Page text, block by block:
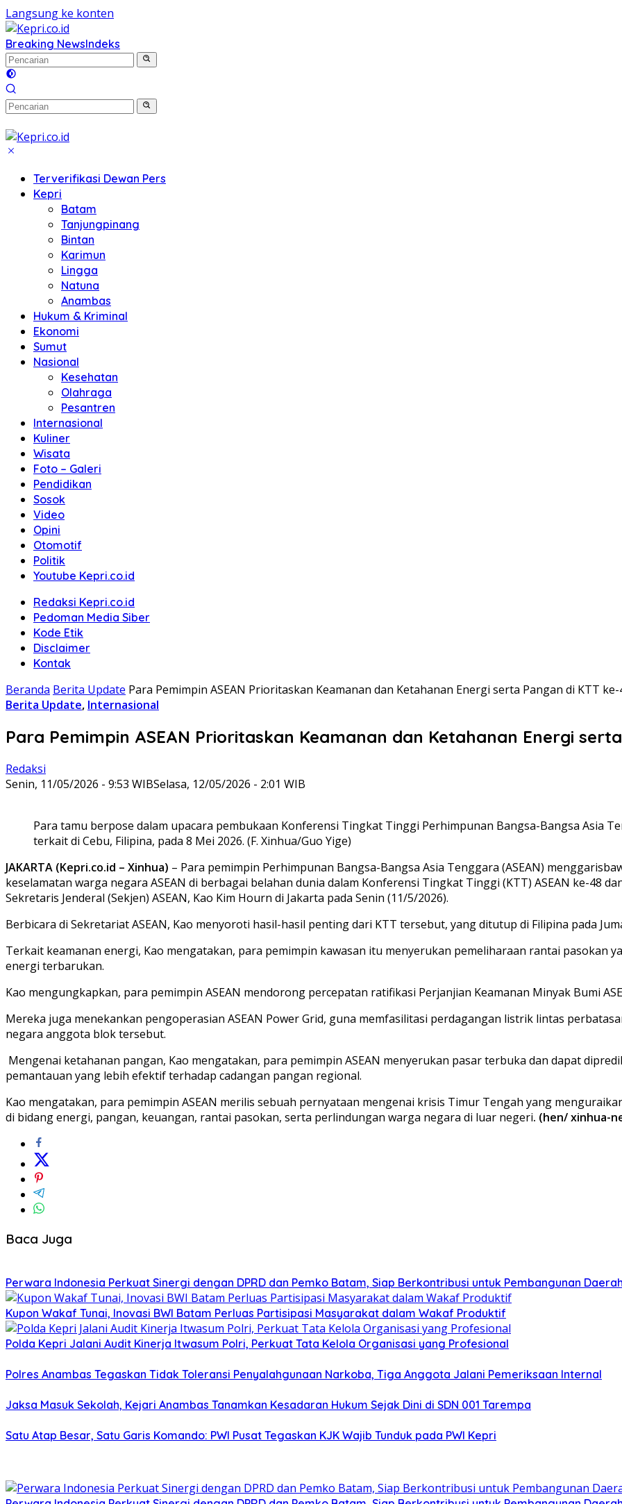
Langsung ke konten
Breaking NewsIndeks
Terverifikasi Dewan Pers
Kepri
Batam
Tanjungpinang
Bintan
Karimun
Lingga
Natuna
Anambas
Hukum & Kriminal
Ekonomi
Sumut
Nasional
Kesehatan
Olahraga
Pesantren
Internasional
Kuliner
Wisata
Foto – Galeri
Pendidikan
Sosok
Video
Opini
Otomotif
Politik
Youtube Kepri.co.id
Redaksi Kepri.co.id
Pedoman Media Siber
Kode Etik
Disclaimer
Kontak
Beranda Berita Update Para Pemimpin ASEAN Prioritaskan Keamanan dan Ketahanan Energi serta Pangan di KTT ke-
Berita Update, Internasional
Para Pemimpin ASEAN Prioritaskan Keamanan dan Ketahanan Energi
Redaksi
Senin, 11/05/2026 - 9:53 WIBSelasa, 12/05/2026 - 2:01 WIB
Para tamu berpose dalam upacara pembukaan Konferensi Tingkat Tinggi Perhimpunan Bangsa-Bangsa Asia
terkait di Cebu, Filipina, pada 8 Mei 2026. (F. Xinhua/Guo Yige)
JAKARTA (Kepri.co.id – Xinhua) – Para pemimpin Perhimpunan Bangsa-Bangsa Asia Tenggara (ASEAN)
keselamatan warga negara ASEAN di berbagai belahan dunia dalam Konferensi Tingkat Tinggi (KTT) ASEAN ke-48
Sekretaris Jenderal (Sekjen) ASEAN, Kao Kim Hourn di Jakarta pada Senin (11/5/2026).
Berbicara di Sekretariat ASEAN, Kao menyoroti hasil-hasil penting dari KTT tersebut, yang ditutup di Filipina pada
Terkait keamanan energi, Kao mengatakan, para pemimpin kawasan itu menyerukan pemeliharaan rantai pasokan
energi terbarukan.
Kao mengungkapkan, para pemimpin ASEAN mendorong percepatan ratifikasi Perjanjian Keamanan Minyak Bumi
Mereka juga menekankan pengoperasian ASEAN Power Grid, guna memfasilitasi perdagangan listrik lintas
negara anggota blok tersebut.
Mengenai ketahanan pangan, Kao mengatakan, para pemimpin ASEAN menyerukan pasar terbuka dan dapat
pemantauan yang lebih efektif terhadap cadangan pangan regional.
Kao mengatakan, para pemimpin ASEAN merilis sebuah pernyataan mengenai krisis Timur Tengah yang
di bidang energi, pangan, keuangan, rantai pasokan, serta perlindungan warga negara di luar negeri. (hen/ xinhua-
Baca Juga
Perwara Indonesia Perkuat Sinergi dengan DPRD dan Pemko Batam, Siap Berkontribusi untuk Pembangunan
Kupon Wakaf Tunai, Inovasi BWI Batam Perluas Partisipasi Masyarakat dalam Wakaf Produktif
Polda Kepri Jalani Audit Kinerja Itwasum Polri, Perkuat Tata Kelola Organisasi yang Profesional
Polres Anambas Tegaskan Tidak Toleransi Penyalahgunaan Narkoba, Tiga Anggota Jalani Pemeriksaan Internal
Jaksa Masuk Sekolah, Kejari Anambas Tanamkan Kesadaran Hukum Sejak Dini di SDN 001 Tarempa
Satu Atap Besar, Satu Garis Komando: PWI Pusat Tegaskan KJK Wajib Tunduk pada PWI Kepri